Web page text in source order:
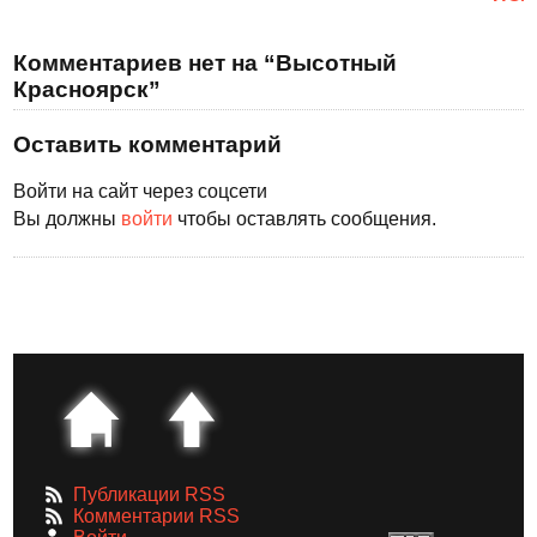
Комментариев нет на “Высотный
Красноярск”
Оставить комментарий
Войти на сайт через соцсети
Вы должны войти чтобы оставлять сообщения.
Публикации RSS
Комментарии RSS